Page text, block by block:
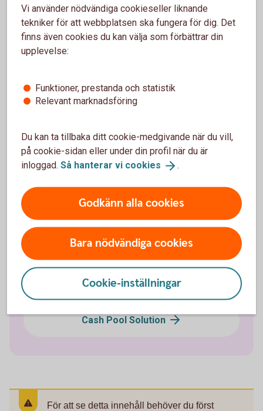
Företag
Företagskonton
Bankgironummer
Klientmedelskonto
Koncernkonto
Konto i utlandet
Cash Pool Solution
För att se detta innehåll behöver du först
Vi använder nödvändiga cookieseller liknande
tekniker för att webbplatsen ska fungera för dig. Det
finns även cookies du kan välja som förbättrar din
upplevelse:
Funktioner, prestanda och statistik
Relevant marknadsföring
Du kan ta tillbaka ditt cookie-medgivande när du vill,
på cookie-sidan eller under din profil när du är
inloggad. Så hanterar vi cookies .
Godkänn alla cookies
Bara nödvändiga cookies
Cookie-inställningar